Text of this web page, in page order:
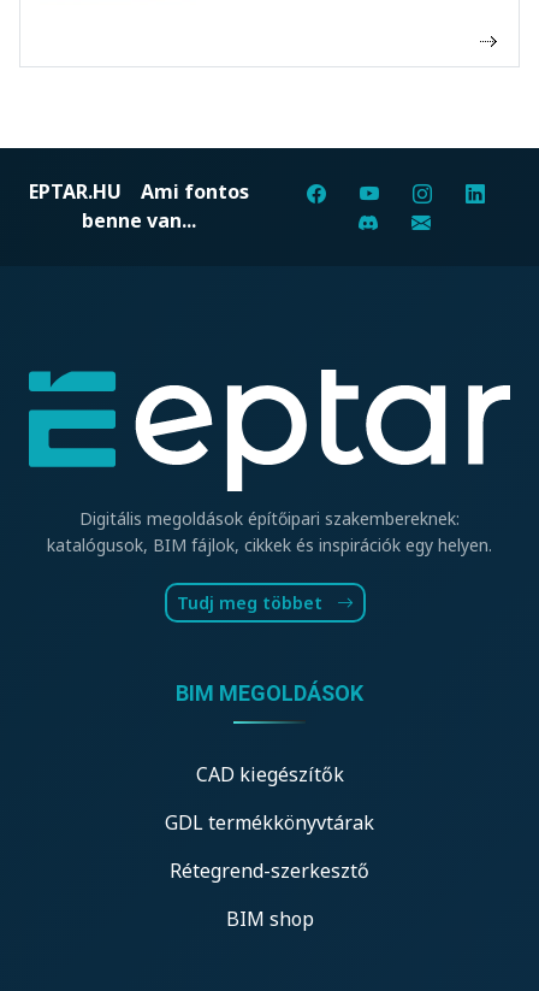
EPTAR.HU Ami fontos
benne van...
Digitális megoldások építőipari szakembereknek:
katalógusok, BIM fájlok, cikkek és inspirációk egy helyen.
Tudj meg többet
BIM MEGOLDÁSOK
CAD kiegészítők
GDL termékkönyvtárak
Rétegrend-szerkesztő
BIM shop